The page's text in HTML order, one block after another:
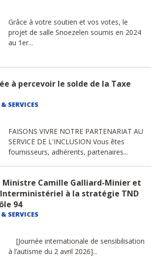
Grâce à votre soutien et vos votes, le
projet de salle Snoezelen soumis en 2024
au 1er...
à percevoir le solde de la Taxe
SERVICES
FAISONS VIVRE NOTRE PARTENARIAT AU
SERVICE DE L'INCLUSION Vous êtes
fournisseurs, adhérents, partenaires...
Ministre Camille Galliard-Minier et
Interministériel à la stratégie TND
94
SERVICES
[Journée internationale de sensibilisation
à l’autisme du 2 avril 2026]...